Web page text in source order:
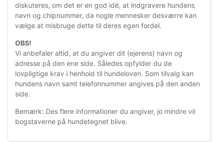
diskuteres, om det er en god idé, at indgravere hundens
navn og chipnummer, da nogle mennesker desværre kan
vælge at misbruge dette til deres egen fordel.
OBS!
Vi anbefaler altid, at du angiver dit (ejerens) navn og
adresse på den ene side. Således opfylder du de
lovpligtige krav i henhold til hundeloven. Som tilvalg kan
hundens navn samt telefonnummer angives på den anden
side.
Bemærk: Des flere informationer du angiver, jo mindre vil
bogstaverne på hundetegnet blive.